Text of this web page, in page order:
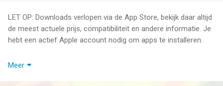
LET OP: Downloads verlopen via de App Store, bekijk daar altijd
de meest actuele prijs, compatibiliteit en andere informatie. Je
hebt een actief Apple account nodig om apps te installeren.
Two Birds is een spel met een goede mix van bewkaamheden,
Meer